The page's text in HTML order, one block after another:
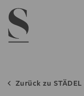
Navigation menu
Zurück zu STÄDEL